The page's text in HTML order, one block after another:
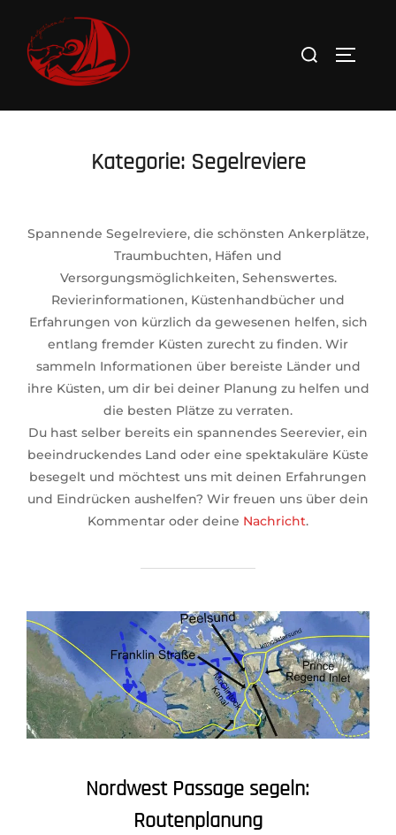
Inhalt
springen
Suchen
Kategorie: Segelreviere
Spannende Segelreviere, die schönsten Ankerplätze,
Traumbuchten, Häfen und
Versorgungsmöglichkeiten, Sehenswertes.
Revierinformationen, Küstenhandbücher und
Erfahrungen von kürzlich da gewesenen helfen, sich
entlang fremder Küsten zurecht zu finden. Wir
sammeln Informationen über bereiste Länder und
ihre Küsten, um dir bei deiner Planung zu helfen und
die besten Plätze zu verraten.
Du hast selber bereits ein spannendes Seerevier, ein
beeindruckendes Land oder eine spektakuläre Küste
besegelt und möchtest uns mit deinen Erfahrungen
und Eindrücken aushelfen? Wir freuen uns über dein
Kommentar oder deine Nachricht.
Nordwest Passage segeln:
Routenplanung